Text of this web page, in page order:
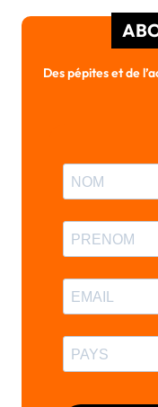
Des pépites et de